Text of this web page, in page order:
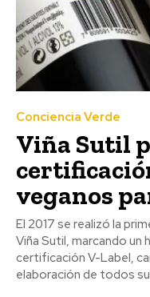
Conciencia Verde
Viña Sutil
veganos
El 2017 se realizó la
Viña Sutil, marcando un
certificación V-Label,
elaboración de todos